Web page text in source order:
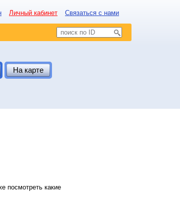
Личный кабинет Связаться с нами
На карте
посмотреть какие